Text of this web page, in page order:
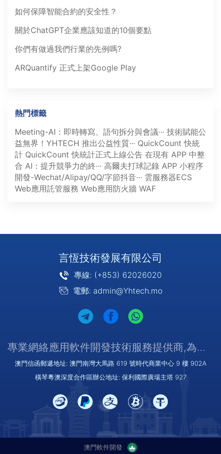
如何保障智能合約的安全性？
關於ChatGPT企業應該知道的10個要點
你們有做過我們行業的先例嗎?
ARQuantify 正式上架Google Play
熱門標籤
Meeting-AI：即時轉寫、語句拆分與會議··· 技術賦能公
益無界！YHTECH 推出公益性質··· QuickCount 快統
計 QuickCount 快統計正式上線公告 在現有 APP 中整
合 AI：提升競爭力的終··· 高爾夫打球記錄 APP 小程序
開發-Wechat/Alipay/QQ/字節抖音··· 雲服務器ECS
Web應用託管服務 Web應用防火牆 WAF
言恆技術發展有限公司
專線: (+853) 62026020
電郵: admin@Yhtech.mo
專業網絡應用軟件開發技術服務提供商,為您提供優質/可靠的服務
澳門信函郵遞地址: 澳門南灣大馬路 619 號時代商業中心 9 樓 902A
橫琴粵澳深度合作區辦公地址: 保利國際廣場主塔 927
澳門軟件開發